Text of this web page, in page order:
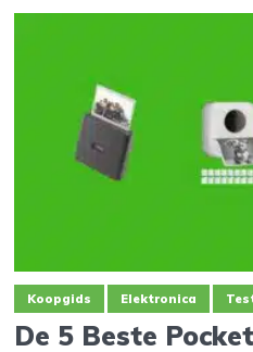
Koopgids Elektronica
De 5 Beste